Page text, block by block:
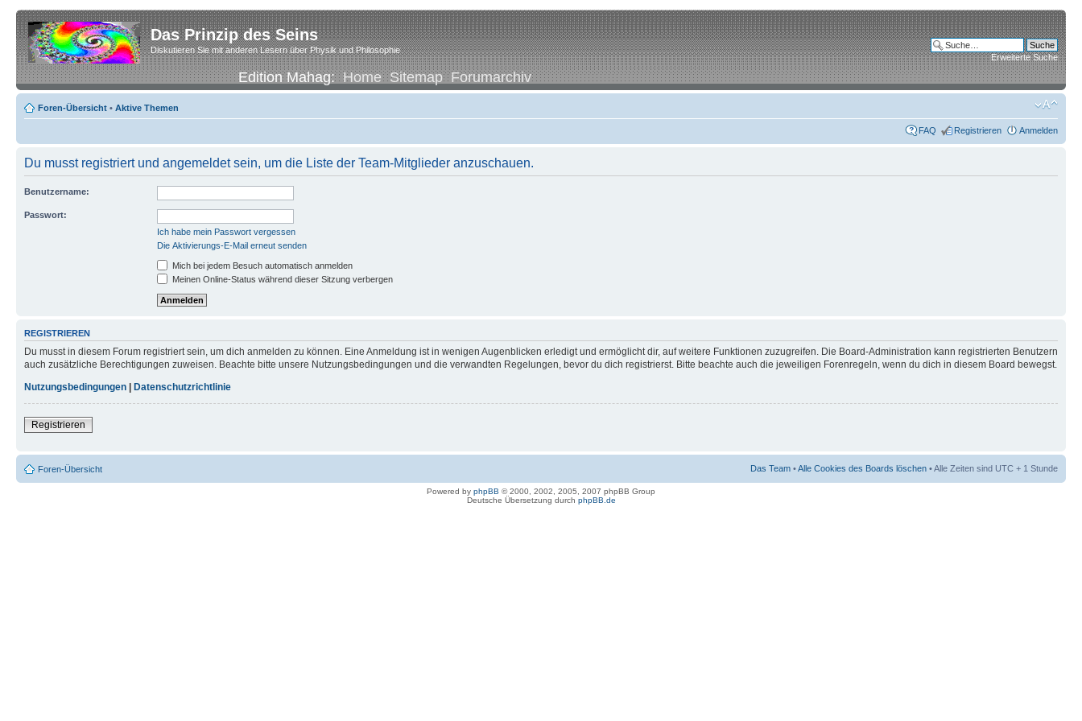
Das Prinzip des Seins
Diskutieren Sie mit anderen Lesern über Physik und Philosophie
Edition Mahag:Home Sitemap Forumarchiv
Erweiterte Suche
Foren-Übersicht • Aktive Themen
FAQ Registrieren Anmelden
Du musst registriert und angemeldet sein, um die Liste der Team-Mitglieder anzuschauen.
Benutzername:
Passwort:
Ich habe mein Passwort vergessen
Die Aktivierungs-E-Mail erneut senden
Mich bei jedem Besuch automatisch anmelden
Meinen Online-Status während dieser Sitzung verbergen
REGISTRIEREN
Du musst in diesem Forum registriert sein, um dich anmelden zu können. Eine Anmeldung ist in wenigen Augenblicken erledigt und ermöglicht dir, auf weitere Funktionen zuzugreifen. Die Board-Administration kann registrierten Benutzern
auch zusätzliche Berechtigungen zuweisen. Beachte bitte unsere Nutzungsbedingungen und die verwandten Regelungen, bevor du dich registrierst. Bitte beachte auch die jeweiligen Forenregeln, wenn du dich in diesem Board bewegst.
Nutzungsbedingungen
Datenschutzrichtlinie
Registrieren
Foren-Übersicht Das Team •Alle Cookies des Boards löschen • Alle Zeiten sind UTC + 1 Stunde
Powered by phpBB © 2000, 2002, 2005, 2007 phpBB Group
Deutsche Übersetzung durch phpBB.de